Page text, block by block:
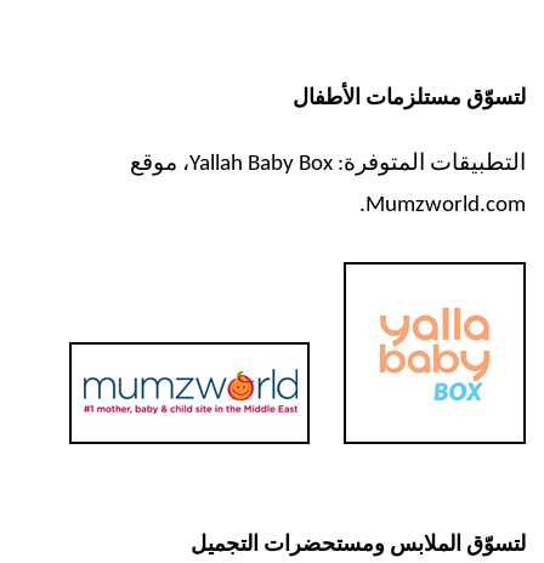
لتسوّق مستلزمات الأطفال
التطبيقات المتوفرة: Yallah Baby Box، موقع
Mumzworld.com
.
لتسوّق الملابس ومستحضرات التجميل